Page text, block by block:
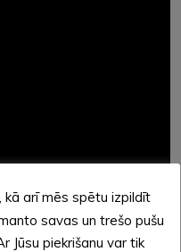
arī mēs spētu izpildīt
savas un trešo pušu
Jūsu piekrišanu var tik